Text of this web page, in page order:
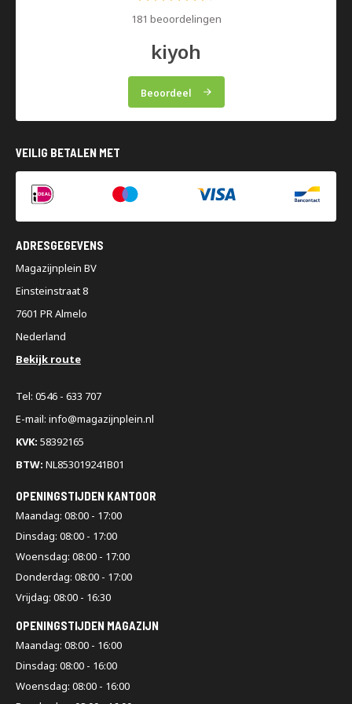
181 beoordelingen
kiyoh
Beoordeel
VEILIG BETALEN MET
ADRESGEGEVENS
Magazijnplein BV
Einsteinstraat 8
7601 PR Almelo
Nederland
Bekijk route
Tel: 0546 - 633 707
E-mail: info@magazijnplein.nl
KVK: 58392165
BTW: NL853019241B01
OPENINGSTIJDEN KANTOOR
Maandag: 08:00 - 17:00
Dinsdag: 08:00 - 17:00
Woensdag: 08:00 - 17:00
Donderdag: 08:00 - 17:00
Vrijdag: 08:00 - 16:30
OPENINGSTIJDEN MAGAZIJN
Maandag: 08:00 - 16:00
Dinsdag: 08:00 - 16:00
Woensdag: 08:00 - 16:00